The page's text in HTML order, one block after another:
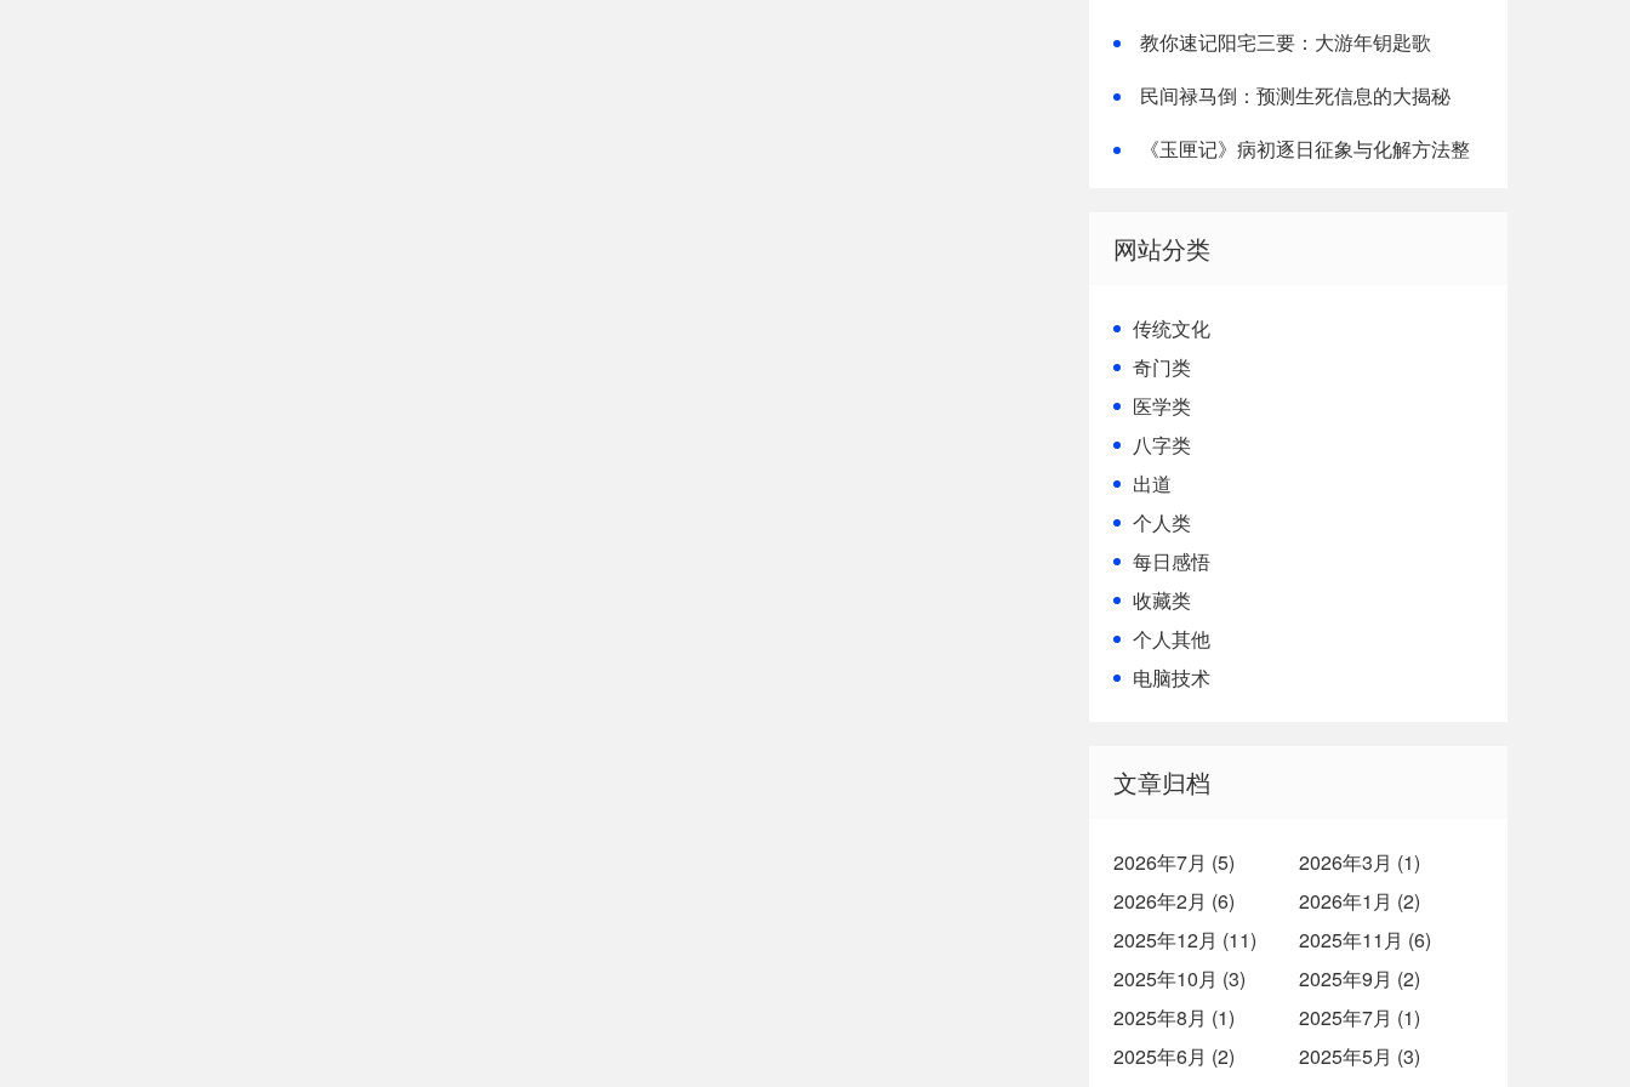
教你速记阳宅三要：大游年钥匙歌
民间禄马倒：预测生死信息的大揭秘
《玉匣记》病初逐日征象与化解方法整
网站分类
传统文化
奇门类
医学类
八字类
出道
个人类
每日感悟
收藏类
个人其他
电脑技术
文章归档
2026年7月 (5)
2026年3月 (1)
2026年2月 (6)
2026年1月 (2)
2025年12月 (11)
2025年11月 (6)
2025年10月 (3)
2025年9月 (2)
2025年8月 (1)
2025年7月 (1)
2025年6月 (2)
2025年5月 (3)